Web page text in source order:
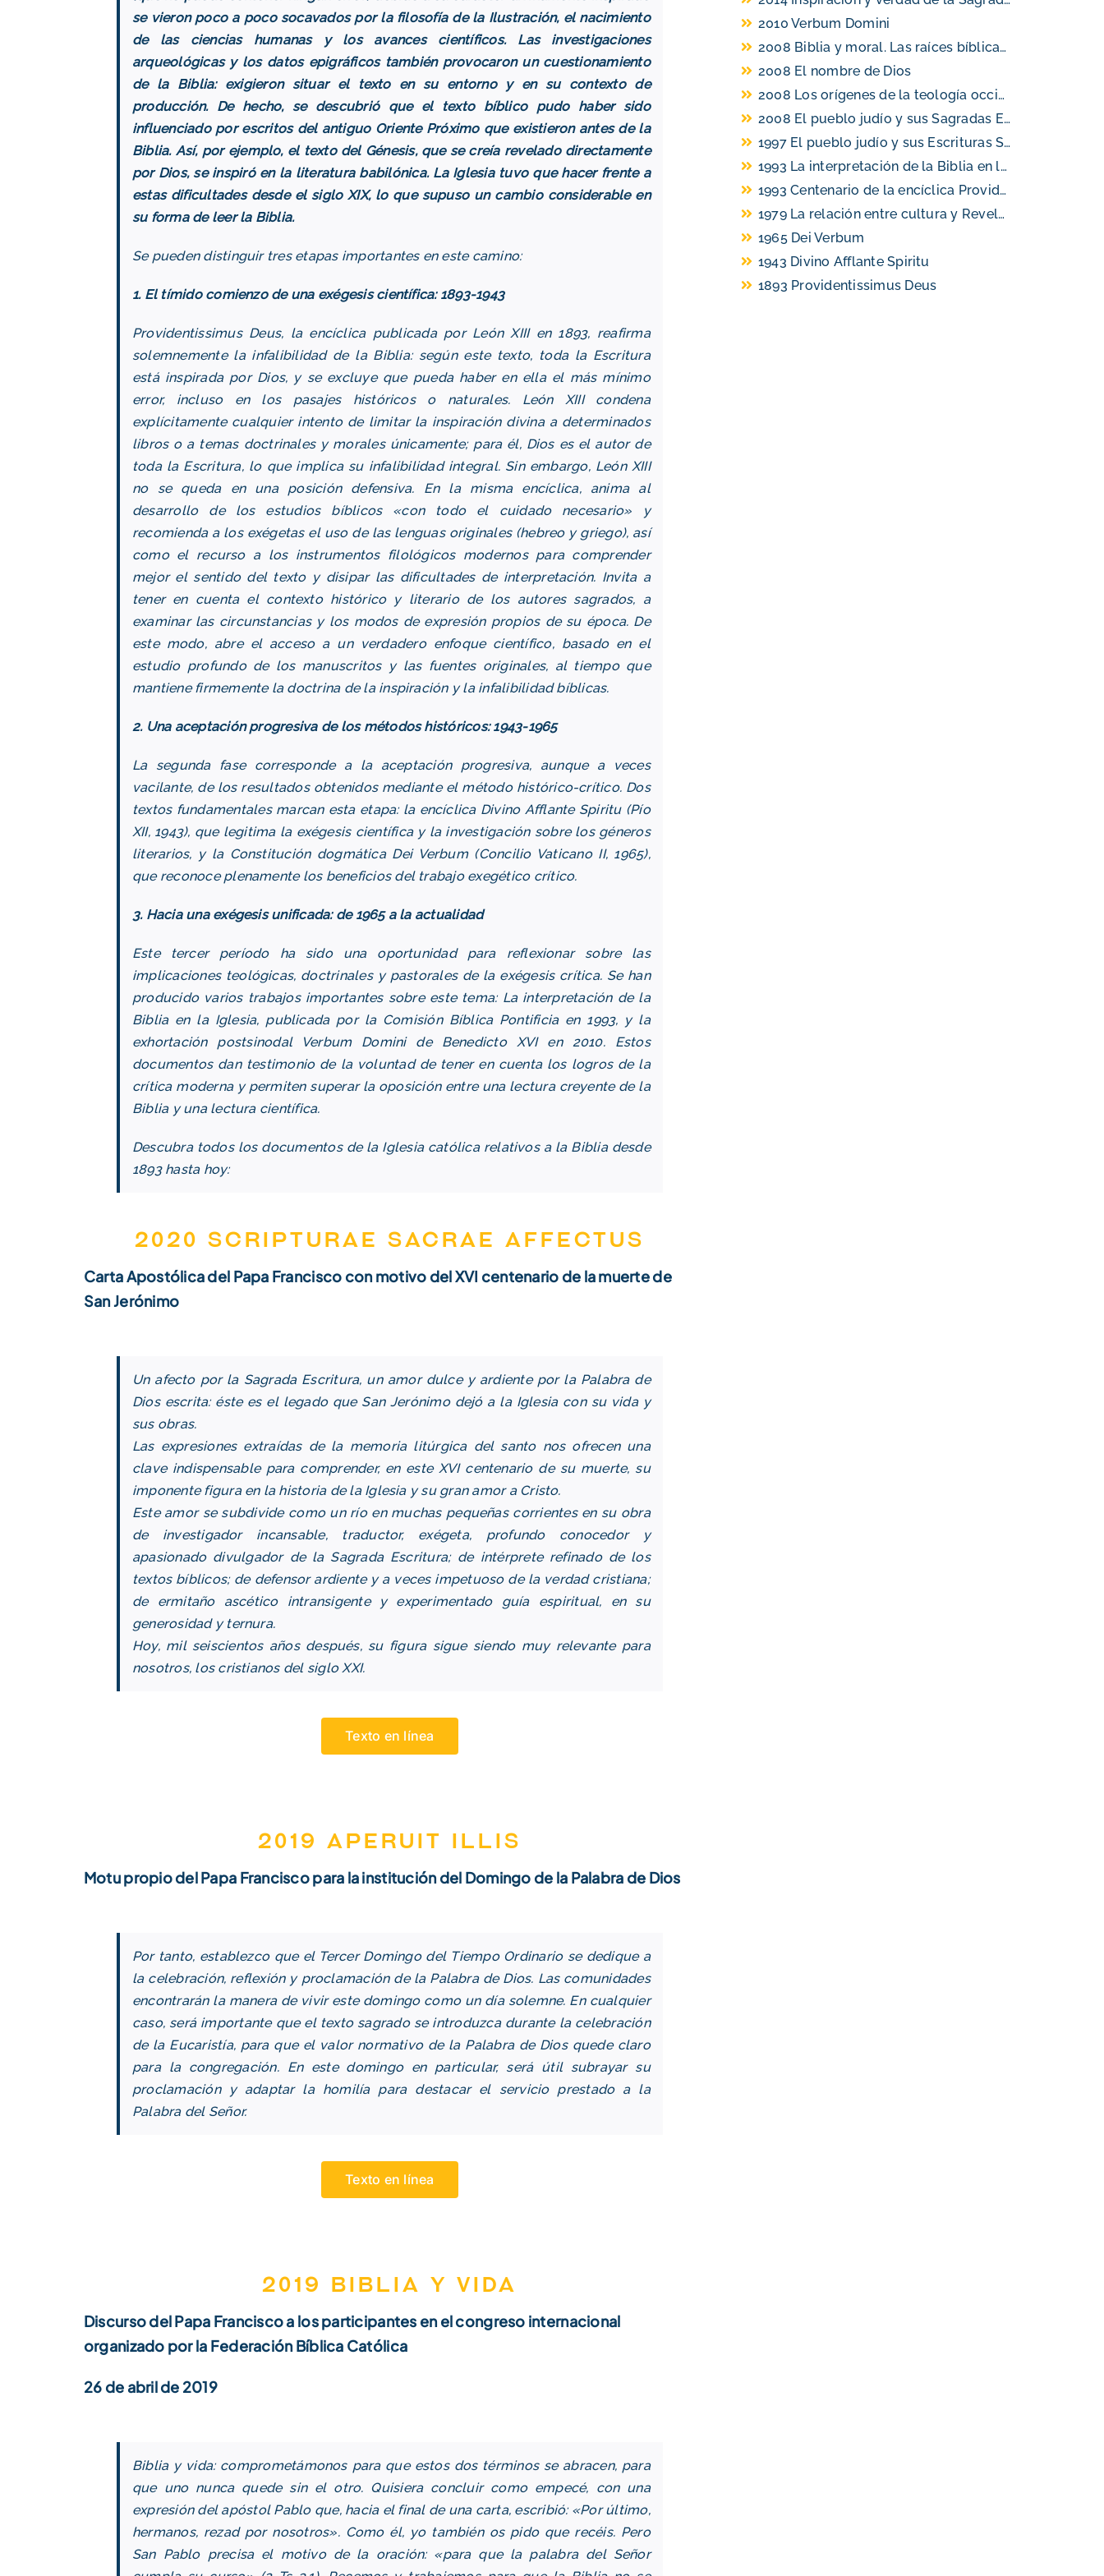
se vieron poco a poco socavados por la filosofía de la Ilustración, el nacimiento
de las ciencias humanas y los avances científicos. Las investigaciones
arqueológicas y los datos epigráficos también provocaron un cuestionamiento
de la Biblia: exigieron situar el texto en su entorno y en su contexto de
producción. De hecho, se descubrió que el texto bíblico pudo haber sido
influenciado por escritos del antiguo Oriente Próximo que existieron antes de la
Biblia. Así, por ejemplo, el texto del Génesis, que se creía revelado directamente
por Dios, se inspiró en la literatura babilónica. La Iglesia tuvo que hacer frente a
estas dificultades desde el siglo XIX, lo que supuso un cambio considerable en
su forma de leer la Biblia.
Se pueden distinguir tres etapas importantes en este camino:
1. El tímido comienzo de una exégesis científica: 1893-1943
Providentissimus Deus, la encíclica publicada por León XIII en 1893, reafirma
solemnemente la infalibilidad de la Biblia: según este texto, toda la Escritura
está inspirada por Dios, y se excluye que pueda haber en ella el más mínimo
error, incluso en los pasajes históricos o naturales. León XIII condena
explícitamente cualquier intento de limitar la inspiración divina a determinados
libros o a temas doctrinales y morales únicamente; para él, Dios es el autor de
toda la Escritura, lo que implica su infalibilidad integral. Sin embargo, León XIII
no se queda en una posición defensiva. En la misma encíclica, anima al
desarrollo de los estudios bíblicos «con todo el cuidado necesario» y
recomienda a los exégetas el uso de las lenguas originales (hebreo y griego), así
como el recurso a los instrumentos filológicos modernos para comprender
mejor el sentido del texto y disipar las dificultades de interpretación. Invita a
tener en cuenta el contexto histórico y literario de los autores sagrados, a
examinar las circunstancias y los modos de expresión propios de su época. De
este modo, abre el acceso a un verdadero enfoque científico, basado en el
estudio profundo de los manuscritos y las fuentes originales, al tiempo que
mantiene firmemente la doctrina de la inspiración y la infalibilidad bíblicas.
2. Una aceptación progresiva de los métodos históricos: 1943-1965
La segunda fase corresponde a la aceptación progresiva, aunque a veces
vacilante, de los resultados obtenidos mediante el método histórico-crítico. Dos
textos fundamentales marcan esta etapa: la encíclica Divino Afflante Spiritu (Pío
XII, 1943), que legitima la exégesis científica y la investigación sobre los géneros
literarios, y la Constitución dogmática Dei Verbum (Concilio Vaticano II, 1965),
que reconoce plenamente los beneficios del trabajo exegético crítico.
3. Hacia una exégesis unificada: de 1965 a la actualidad
Este tercer período ha sido una oportunidad para reflexionar sobre las
implicaciones teológicas, doctrinales y pastorales de la exégesis crítica. Se han
producido varios trabajos importantes sobre este tema: La interpretación de la
Biblia en la Iglesia, publicada por la Comisión Bíblica Pontificia en 1993, y la
exhortación postsinodal Verbum Domini de Benedicto XVI en 2010. Estos
documentos dan testimonio de la voluntad de tener en cuenta los logros de la
crítica moderna y permiten superar la oposición entre una lectura creyente de la
Biblia y una lectura científica.
Descubra todos los documentos de la Iglesia católica relativos a la Biblia desde
1893 hasta hoy:
2020 Scripturae Sacrae Affectus
Carta Apostólica del Papa Francisco con motivo del XVI centenario de la muerte de
San Jerónimo
Un afecto por la Sagrada Escritura, un amor dulce y ardiente por la Palabra de
Dios escrita: éste es el legado que San Jerónimo dejó a la Iglesia con su vida y
sus obras.
Las expresiones extraídas de la memoria litúrgica del santo nos ofrecen una
clave indispensable para comprender, en este XVI centenario de su muerte, su
imponente figura en la historia de la Iglesia y su gran amor a Cristo.
Este amor se subdivide como un río en muchas pequeñas corrientes en su obra
de investigador incansable, traductor, exégeta, profundo conocedor y
apasionado divulgador de la Sagrada Escritura; de intérprete refinado de los
textos bíblicos; de defensor ardiente y a veces impetuoso de la verdad cristiana;
de ermitaño ascético intransigente y experimentado guía espiritual, en su
generosidad y ternura.
Hoy, mil seiscientos años después, su figura sigue siendo muy relevante para
nosotros, los cristianos del siglo XXI.
Texto en línea
2019 Aperuit Illis
Motu propio del Papa Francisco para la institución del Domingo de la Palabra de Dios
Por tanto, establezco que el Tercer Domingo del Tiempo Ordinario se dedique a
la celebración, reflexión y proclamación de la Palabra de Dios. Las comunidades
encontrarán la manera de vivir este domingo como un día solemne. En cualquier
caso, será importante que el texto sagrado se introduzca durante la celebración
de la Eucaristía, para que el valor normativo de la Palabra de Dios quede claro
para la congregación. En este domingo en particular, será útil subrayar su
proclamación y adaptar la homilía para destacar el servicio prestado a la
Palabra del Señor.
Texto en línea
2019 Biblia y vida
Discurso del Papa Francisco a los participantes en el congreso internacional
organizado por la Federación Bíblica Católica
26 de abril de 2019
Biblia y vida: comprometámonos para que estos dos términos se abracen, para
que uno nunca quede sin el otro. Quisiera concluir como empecé, con una
expresión del apóstol Pablo que, hacia el final de una carta, escribió: «Por último,
hermanos, rezad por nosotros». Como él, yo también os pido que recéis. Pero
San Pablo precisa el motivo de la oración: «para que la palabra del Señor
2010 Verbum Domini
2008 Biblia y moral. Las raíces bíblicas de la acción cristiana
2008 El nombre de Dios
2008 Los orígenes de la teología occidental y las raíces de la cultura europea
2008 El pueblo judío y sus Sagradas Escrituras en la Biblia cristiana
1997 El pueblo judío y sus Escrituras Sagradas en la Biblia cristiana
1993 La interpretación de la Biblia en la Iglesia
1993 Centenario de la encíclica Providentissimus Deus y cincuentenario de la encíclica Divino Afflante Spiritu
1979 La relación entre cultura y Revelación en los estudios bíblicos
1965 Dei Verbum
1943 Divino Afflante Spiritu
1893 Providentissimus Deus